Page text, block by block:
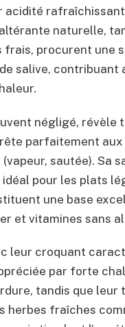
naturelle,
frais, procurent une
salive, contribuant
négligé, révèle
parfaitement
sautée). Sa
pour les plats
une base
et vitamines sans
leur croquant
par forte
tandis que
herbes fraîches